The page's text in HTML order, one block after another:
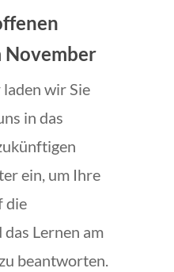
November
wir Sie
in das
ein, um Ihre
die
Lernen am
beantworten.